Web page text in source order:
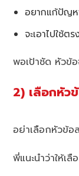
อยากแก้ปัญห
จะเอาไปใช้ต
พอเป้าชัด หัวข้อ
2) เลือกหัว
อย่าเลือกหัวข้อ
พี่แนะนำว่าให้เลื